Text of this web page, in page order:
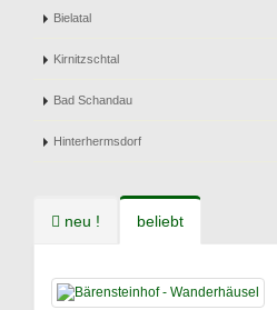
Bielatal
Kirnitzschtal
Bad Schandau
Hinterhermsdorf
neu ! beliebt